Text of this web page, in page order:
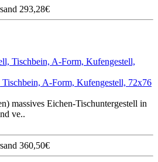
293,28€
Tischbein, A-Form, Kufengestell, 72x76
massives Eichen-Tischuntergestell in
ve..
360,50€